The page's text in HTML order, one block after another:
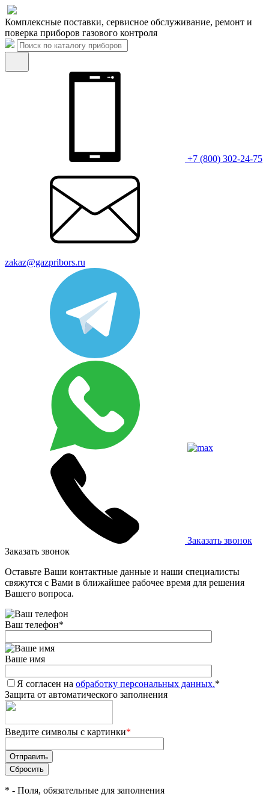
Комплексные поставки, сервисное обслуживание, ремонт и
поверка приборов газового контроля
+7 (800) 302-24-75
zakaz@gazpribors.ru
Заказать звонок
Заказать звонок
Оставьте Ваши контактные данные и наши специалисты
свяжутся с Вами в ближайшее рабочее время для решения
Вашего вопроса.
Ваш телефон*
Ваше имя
Я согласен на обработку персональных данных.*
Защита от автоматического заполнения
Введите символы с картинки*
* - Поля, обязательные для заполнения